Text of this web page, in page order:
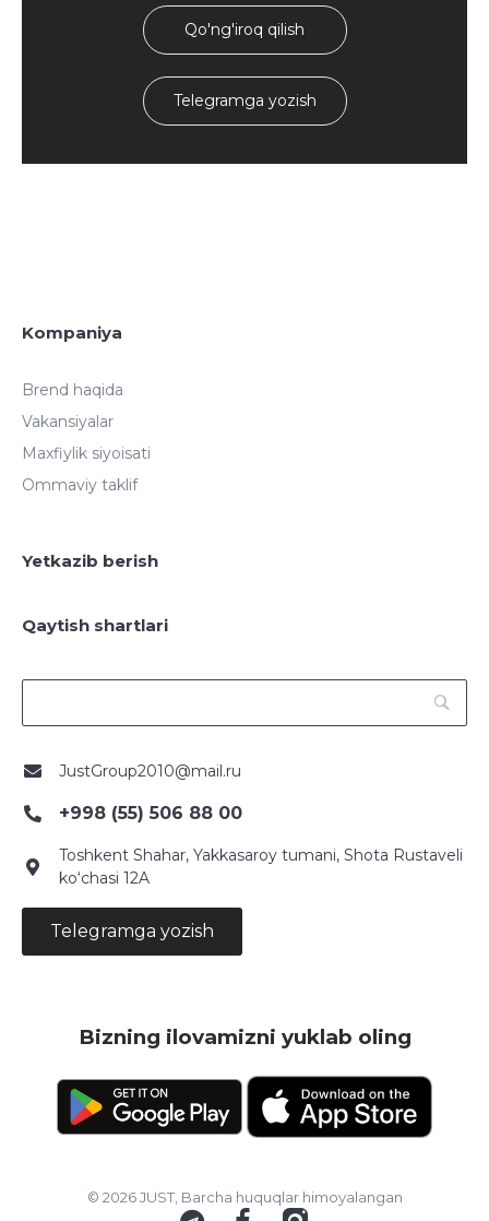
Qo'ng'iroq qilish
Telegramga yozish
Kompaniya
Brend haqida
Vakansiyalar
Maxfiylik siyoisati
Ommaviy taklif
Yetkazib berish
Qaytish shartlari
JustGroup2010@mail.ru
+998 (55) 506 88 00
Toshkent Shahar, Yakkasaroy tumani, Shota Rustaveli
ko‘chasi 12A
Telegramga yozish
Bizning ilovamizni yuklab oling
© 2026 JUST, Barcha huquqlar himoyalangan